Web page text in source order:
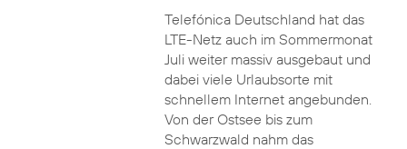
Telefónica Deutschland hat das
LTE-Netz auch im Sommermonat
Juli weiter massiv ausgebaut und
dabei viele Urlaubsorte mit
schnellem Internet angebunden.
Von der Ostsee bis zum
Schwarzwald nahm das